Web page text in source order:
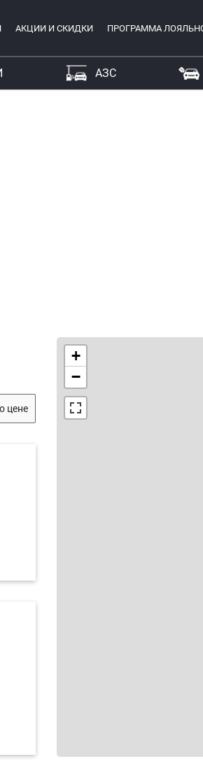
АКЦИИ И СКИДКИ ПРОГРАММА
АЗС
цене
+
−